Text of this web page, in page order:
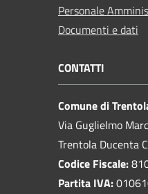
Personale
Documenti e dati
CONTATTI
Comune di
Via Guglielmo
Trentola Ducenta
Codice Fiscale:
Partita IVA: